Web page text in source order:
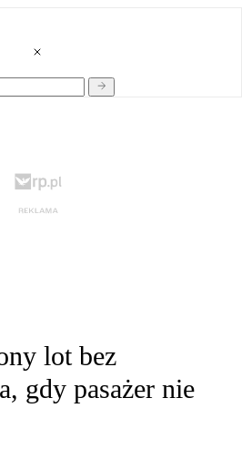
lot bez
gdy pasażer nie